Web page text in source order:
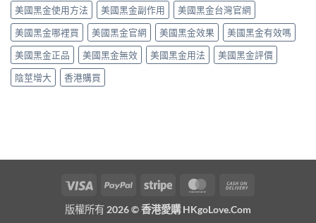
美國黑金使用方法
美國黑金副作用
美國黑金台灣官網
美國黑金哪裡買
美國黑金官網 美國黑金效果
美國黑金有效嗎
美國黑金正品
美國黑金無效 美國黑金用法
美國黑金評價
陰莖增大
香港購買
Visa PayPal Stripe MasterCard
版權所有 2026 ©香港愛購 HKgoLove.Com